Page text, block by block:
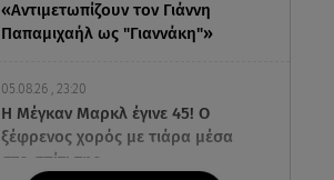
«Αντιμετωπίζουν τον Γιάννη
Παπαμιχαήλ ως "Γιαννάκη"»
05.08.26 , 23:20
Η Μέγκαν Μαρκλ έγινε 45! Ο
ξέφρενος χορός με τιάρα μέσα
στο σπίτι της